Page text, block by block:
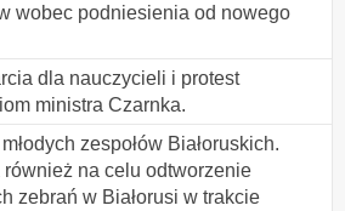
wobec podniesienia od nowego
dla nauczycieli i protest
ministra Czarnka.
zespołów Białoruskich.
na celu odtworzenie
zebrań w Białorusi w trakcie